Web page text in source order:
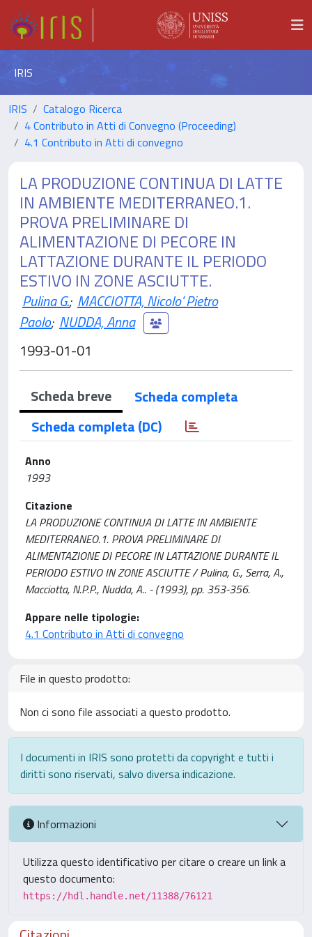
IRIS
IRIS
Catalogo Ricerca
4 Contributo in Atti di Convegno (Proceeding)
4.1 Contributo in Atti di convegno
LA PRODUZIONE CONTINUA DI LATTE
IN AMBIENTE MEDITERRANEO.1.
PROVA PRELIMINARE DI
ALIMENTAZIONE DI PECORE IN
LATTAZIONE DURANTE IL PERIODO
ESTIVO IN ZONE ASCIUTTE.
Pulina G.; MACCIOTTA, Nicolo' Pietro
Paolo; NUDDA, Anna
1993-01-01
Scheda breve
Scheda completa
Scheda completa (DC)
Anno
1993
Citazione
LA PRODUZIONE CONTINUA DI LATTE IN AMBIENTE
MEDITERRANEO.1. PROVA PRELIMINARE DI
ALIMENTAZIONE DI PECORE IN LATTAZIONE DURANTE IL
PERIODO ESTIVO IN ZONE ASCIUTTE / Pulina, G., Serra, A.,
Macciotta, N.P.P., Nudda, A.. - (1993), pp. 353-356.
Appare nelle tipologie:
4.1 Contributo in Atti di convegno
File in questo prodotto:
Non ci sono file associati a questo prodotto.
I documenti in IRIS sono protetti da copyright e tutti i
diritti sono riservati, salvo diversa indicazione.
Informazioni
Utilizza questo identificativo per citare o creare un link a
questo documento:
https://hdl.handle.net/11388/76121